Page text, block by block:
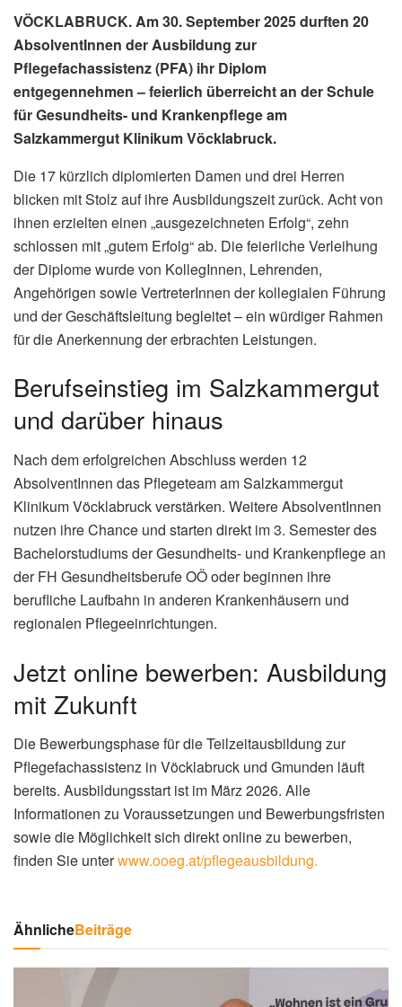
VÖCKLABRUCK. Am 30. September 2025 durften 20
AbsolventInnen der Ausbildung zur
Pflegefachassistenz (PFA) ihr Diplom
entgegennehmen – feierlich überreicht an der Schule
für Gesundheits- und Krankenpflege am
Salzkammergut Klinikum Vöcklabruck.
Die 17 kürzlich diplomierten Damen und drei Herren
blicken mit Stolz auf ihre Ausbildungszeit zurück. Acht von
ihnen erzielten einen „ausgezeichneten Erfolg“, zehn
schlossen mit „gutem Erfolg“ ab. Die feierliche Verleihung
der Diplome wurde von KollegInnen, Lehrenden,
Angehörigen sowie VertreterInnen der kollegialen Führung
und der Geschäftsleitung begleitet – ein würdiger Rahmen
für die Anerkennung der erbrachten Leistungen.
Berufseinstieg im Salzkammergut
und darüber hinaus
Nach dem erfolgreichen Abschluss werden 12
AbsolventInnen das Pflegeteam am Salzkammergut
Klinikum Vöcklabruck verstärken. Weitere AbsolventInnen
nutzen ihre Chance und starten direkt im 3. Semester des
Bachelorstudiums der Gesundheits- und Krankenpflege an
der FH Gesundheitsberufe OÖ oder beginnen ihre
berufliche Laufbahn in anderen Krankenhäusern und
regionalen Pflegeeinrichtungen.
Jetzt online bewerben: Ausbildung
mit Zukunft
Die Bewerbungsphase für die Teilzeitausbildung zur
Pflegefachassistenz in Vöcklabruck und Gmunden läuft
bereits. Ausbildungsstart ist im März 2026. Alle
Informationen zu Voraussetzungen und Bewerbungsfristen
sowie die Möglichkeit sich direkt online zu bewerben,
finden Sie unterwww.ooeg.at/pflegeausbildung.
ÄhnlicheBeiträge